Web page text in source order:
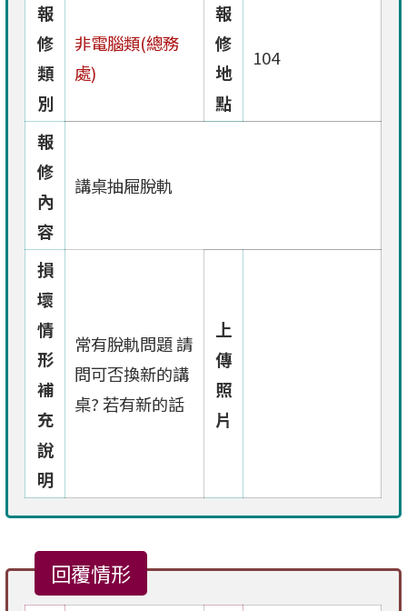
報
修
類
別
非電腦類(總務
處)
報
修
地
點
104
報
修
內
容
講桌抽屜脫軌
損
壞
情
形
補
充
說
明
常有脫軌問題 請
問可否換新的講
桌? 若有新的話
上
傳
照
片
回覆情形